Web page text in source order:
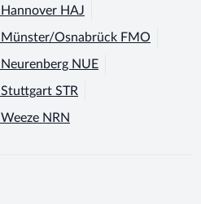
Hannover HAJ
Münster/Osnabrück FMO
Neurenberg NUE
Stuttgart STR
Weeze NRN